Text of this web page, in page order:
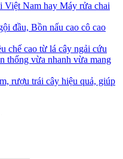
Việt Nam hay Máy rửa chai
đầu, Bồn nấu cao cô cao
chế cao từ lá cây ngải cứu
thống vừa nhanh vừa mang
rượu trái cây hiệu quả, giúp